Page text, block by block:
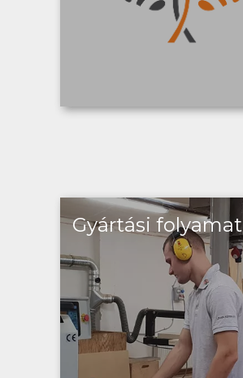
Gyártási folyamat